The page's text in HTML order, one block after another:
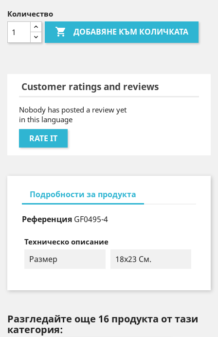
Количество
 ДОБАВЯНЕ КЪМ КОЛИЧКАТА
Customer ratings and reviews
Nobody has posted a review yet
in this language
RATE IT
Подробности за продукта
Референция GF0495-4
Техническо описание
Размер 18х23 См.
Разгледайте още 16 продукта от тази
категория: